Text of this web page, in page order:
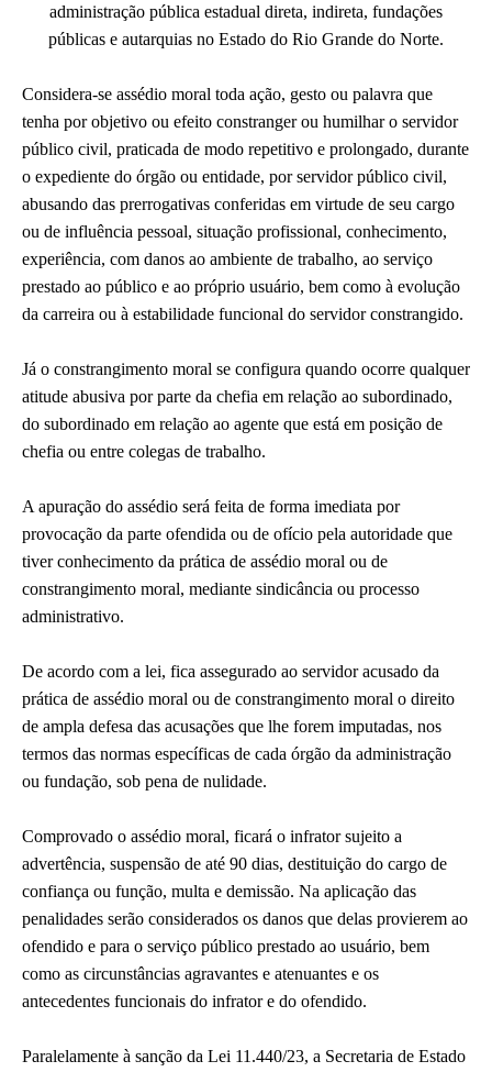
administração pública estadual direta, indireta, fundações
públicas e autarquias no Estado do Rio Grande do Norte.
Considera-se assédio moral toda ação, gesto ou palavra que
tenha por objetivo ou efeito constranger ou humilhar o servidor
público civil, praticada de modo repetitivo e prolongado, durante
o expediente do órgão ou entidade, por servidor público civil,
abusando das prerrogativas conferidas em virtude de seu cargo
ou de influência pessoal, situação profissional, conhecimento,
experiência, com danos ao ambiente de trabalho, ao serviço
prestado ao público e ao próprio usuário, bem como à evolução
da carreira ou à estabilidade funcional do servidor constrangido.
Já o constrangimento moral se configura quando ocorre qualquer
atitude abusiva por parte da chefia em relação ao subordinado,
do subordinado em relação ao agente que está em posição de
chefia ou entre colegas de trabalho.
A apuração do assédio será feita de forma imediata por
provocação da parte ofendida ou de ofício pela autoridade que
tiver conhecimento da prática de assédio moral ou de
constrangimento moral, mediante sindicância ou processo
administrativo.
De acordo com a lei, fica assegurado ao servidor acusado da
prática de assédio moral ou de constrangimento moral o direito
de ampla defesa das acusações que lhe forem imputadas, nos
termos das normas específicas de cada órgão da administração
ou fundação, sob pena de nulidade.
Comprovado o assédio moral, ficará o infrator sujeito a
advertência, suspensão de até 90 dias, destituição do cargo de
confiança ou função, multa e demissão. Na aplicação das
penalidades serão considerados os danos que delas provierem ao
ofendido e para o serviço público prestado ao usuário, bem
como as circunstâncias agravantes e atenuantes e os
antecedentes funcionais do infrator e do ofendido.
Paralelamente à sanção da Lei 11.440/23, a Secretaria de Estado